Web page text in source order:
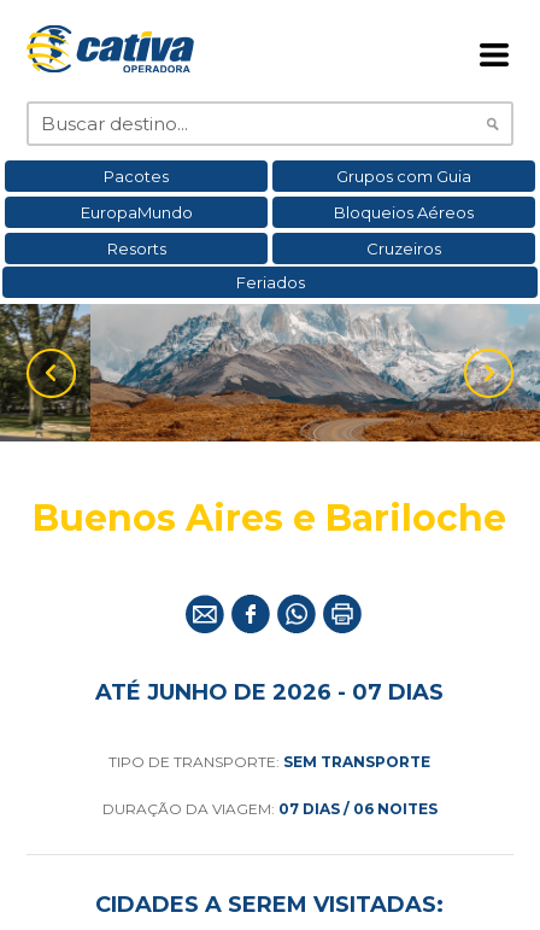
Pacotes
Grupos com Guia
EuropaMundo
Bloqueios Aéreos
Resorts
Cruzeiros
Feriados
Buenos Aires e Bariloche
ATÉ JUNHO DE 2026 - 07 DIAS
TIPO DE TRANSPORTE: SEM TRANSPORTE
DURAÇÃO DA VIAGEM: 07 DIAS / 06 NOITES
CIDADES A SEREM VISITADAS: